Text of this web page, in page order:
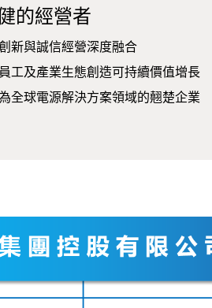
的經營者
新與誠信經營深度融合
工及產業生態創造可持續價值增長
全球電源解決方案領域的翹楚企業